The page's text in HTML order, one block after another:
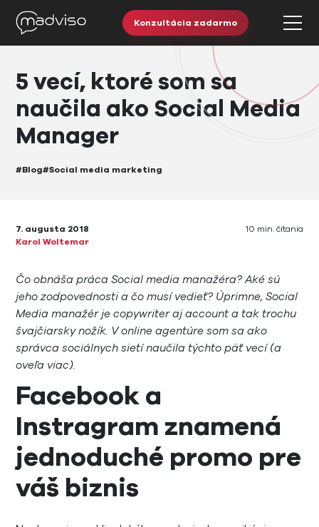
Konzultácia zadarmo
5 vecí, ktoré som sa
naučila ako Social Media
Manager
#Blog#Social media marketing
7. augusta 2018
Karol Woltemar
10 min. čítania
Čo obnáša práca Social media manažéra? Aké sú
jeho zodpovednosti a čo musí vedieť? Úprimne, Social
Media manažér je copywriter aj account a tak trochu
švajčiarsky nožík. V online agentúre som sa ako
správca sociálnych sietí naučila týchto päť vecí (a
oveľa viac).
Facebook a
Instragram znamená
jednoduché promo pre
váš biznis